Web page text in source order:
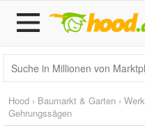
Hood › Baumarkt & Garten ›
Gehrungssägen